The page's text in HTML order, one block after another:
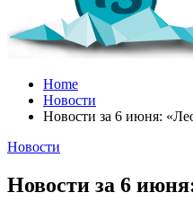
Home
Новости
Новости за 6 июня:
Новости
Новости за 6